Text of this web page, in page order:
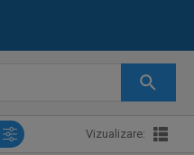
Vizualizare: